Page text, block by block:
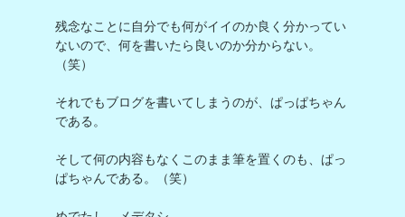
残念なことに自分でも何がイイのか良く分かってい
ないので、何を書いたら良いのか分からない。
（笑）
それでもブログを書いてしまうのが、ぱっぱちゃん
である。
そして何の内容もなくこのまま筆を置くのも、ぱっ
ぱちゃんである。（笑）